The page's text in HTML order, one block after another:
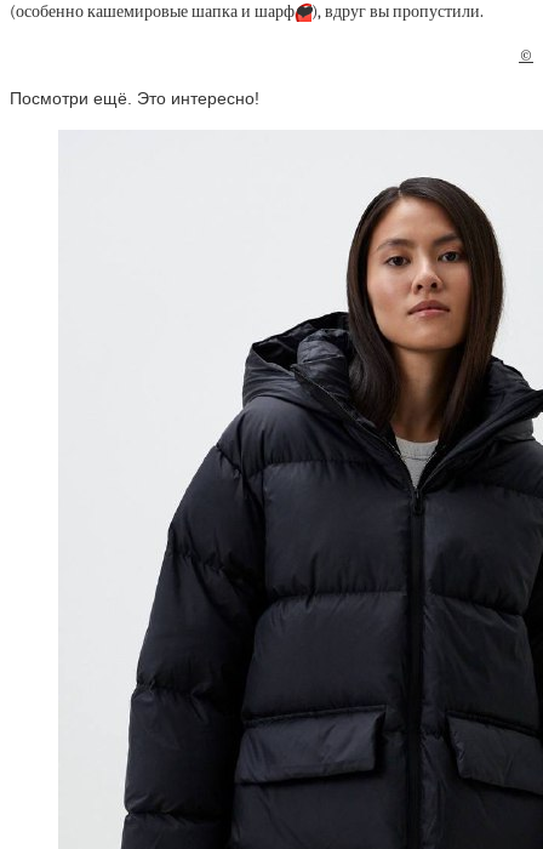
(особенно кашемировые шапка и шарф❤️), вдруг вы пропустили.
©
Посмотри ещё. Это интересно!